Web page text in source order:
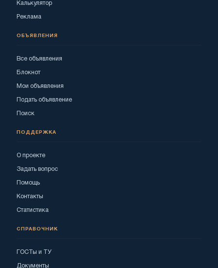
Калькулятор
Реклама
ОБЪЯВЛЕНИЯ
Все объявления
Блокнот
Мои объявления
Подать объявление
Поиск
ПОДДЕРЖКА
О проекте
Задать вопрос
Помощь
Контакты
Статистика
СПРАВОЧНИК
ГОСТы и ТУ
Документы